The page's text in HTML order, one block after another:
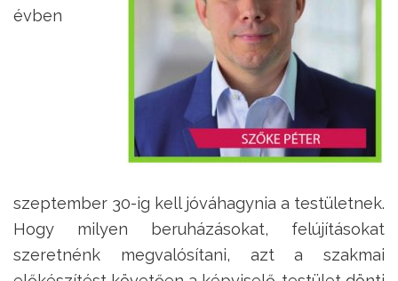
évben
szeptember 30-ig kell jóváhagynia a testületnek.
Hogy milyen beruházásokat, felújításokat
szeretnénk megvalósítani, azt a szakmai